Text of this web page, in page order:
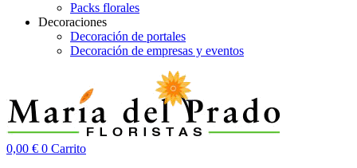
Packs florales
Decoraciones
Decoración de portales
Decoración de empresas y eventos
0,00 € 0 Carrito